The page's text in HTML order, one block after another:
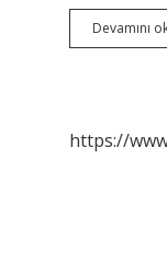
Devamını
https://